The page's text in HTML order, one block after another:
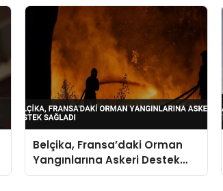
Belçika, Fransa’daki Orman
Yangınlarına Askeri Destek
Sağladı